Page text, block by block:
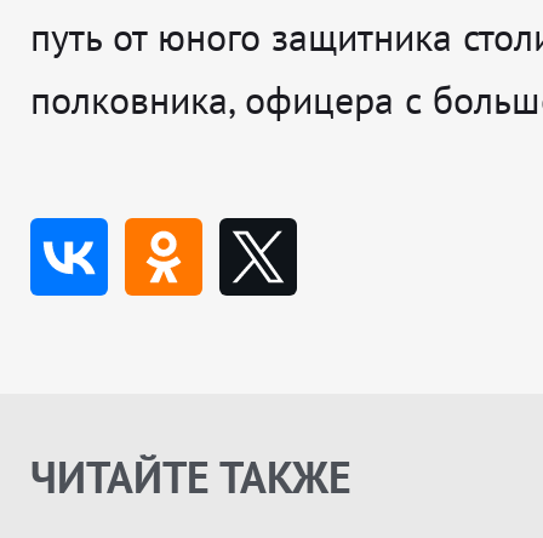
путь от юного защитника
полковника, офицера с
ЧИТАЙТЕ ТАКЖЕ